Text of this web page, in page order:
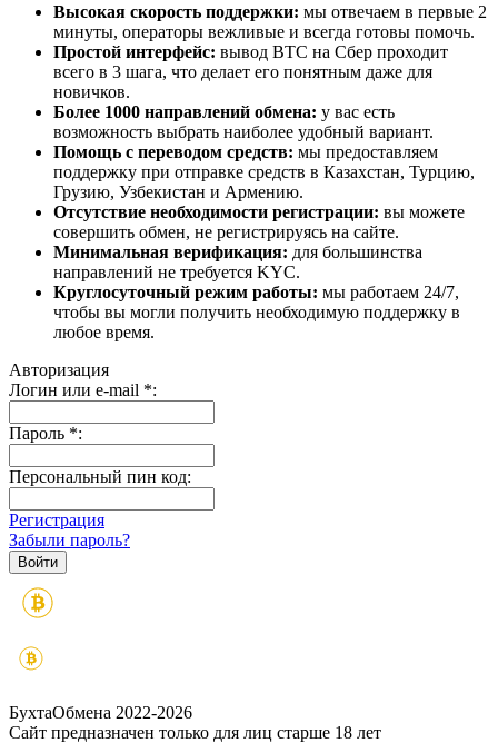
Высокая скорость поддержки: мы отвечаем в первые 2
минуты, операторы вежливые и всегда готовы помочь.
Простой интерфейс: вывод BTC на Сбер проходит
всего в 3 шага, что делает его понятным даже для
новичков.
Более 1000 направлений обмена: у вас есть
возможность выбрать наиболее удобный вариант.
Помощь с переводом средств: мы предоставляем
поддержку при отправке средств в Казахстан, Турцию,
Грузию, Узбекистан и Армению.
Отсутствие необходимости регистрации: вы можете
совершить обмен, не регистрируясь на сайте.
Минимальная верификация: для большинства
направлений не требуется KYC.
Круглосуточный режим работы: мы работаем 24/7,
чтобы вы могли получить необходимую поддержку в
любое время.
Авторизация
Логин или e-mail *:
Пароль *:
Персональный пин код:
Регистрация
Забыли пароль?
БухтаОбмена 2022-2026
Сайт предназначен только для лиц старше 18 лет